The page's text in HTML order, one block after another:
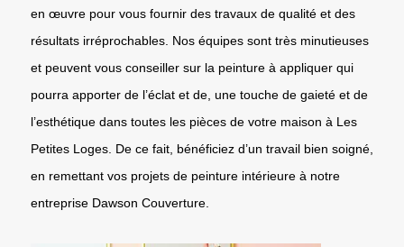
en œuvre pour vous fournir des travaux de qualité et des
résultats irréprochables. Nos équipes sont très minutieuses
et peuvent vous conseiller sur la peinture à appliquer qui
pourra apporter de l’éclat et de, une touche de gaieté et de
l’esthétique dans toutes les pièces de votre maison à Les
Petites Loges. De ce fait, bénéficiez d’un travail bien soigné,
en remettant vos projets de peinture intérieure à notre
entreprise Dawson Couverture.